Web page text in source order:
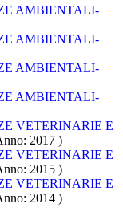
AMBIENTALI-
AMBIENTALI-
AMBIENTALI-
AMBIENTALI-
VETERINARIE E
2017 )
VETERINARIE E
2015 )
VETERINARIE E
2014 )